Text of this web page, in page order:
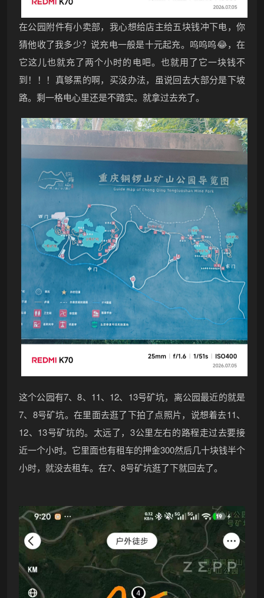
在公园附件有小卖部，我心想给店主给五块钱冲下电，你
猜他收了我多少？说充电一般是十元起充。呜呜呜😂，在
它这儿也就充了两个小时的电吧。也就用了它一块钱不
到！！！真够黑的啊，买没办法，虽说回去大部分是下坡
路。剩一格电心里还是不踏实。就拿过去充了。
这个公园有7、8、11、12、13号矿坑，离公园最近的就是
7、8号矿坑。在里面去逛了下拍了点照片，说想着去11、
12、13号矿坑的。太远了，3公里左右的路程走过去要接
近一个小时。它里面也有租车的押金300然后几十块钱半个
小时，就没去租车。在7、8号矿坑逛了下就回去了。